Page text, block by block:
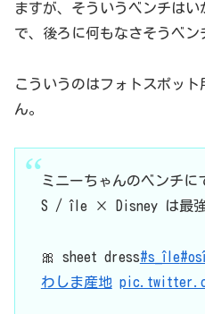
ますが、そういうベンチは
で、後ろに何もなさそうベン
こういうのはフォトスポッ
ん。
ミニーちゃんのベンチ
S / île × Disney は最強
🎀 sheet dress#s_île
わしま産地